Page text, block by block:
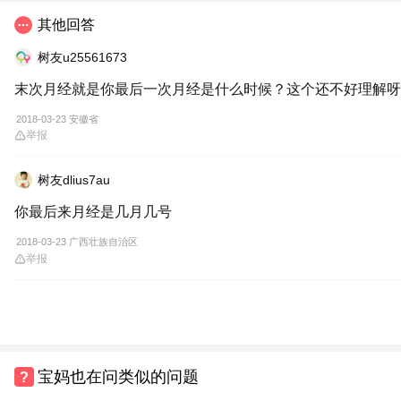
其他回答
树友u25561673
末次月经就是你最后一次月经是什么时候？这个还不好理解呀
2018-03-23 安徽省
举报
树友dlius7au
你最后来月经是几月几号
2018-03-23 广西壮族自治区
举报
宝妈也在问类似的问题